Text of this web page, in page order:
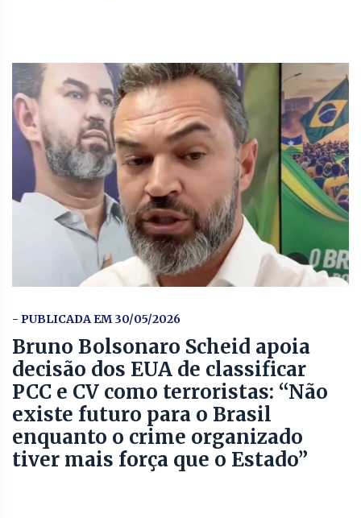
- PUBLICADA EM 30/05/2026
Bruno Bolsonaro Scheid apoia
decisão dos EUA de classificar
PCC e CV como terroristas: “Não
existe futuro para o Brasil
enquanto o crime organizado
tiver mais força que o Estado”